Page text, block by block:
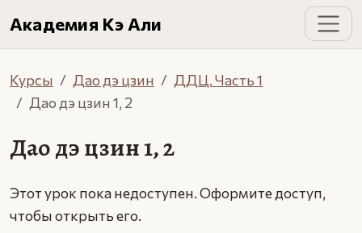
Академия Кэ Али
Курсы Дао дэ цзин
ДДЦ. Часть 1
Дао дэ цзин 1, 2
Дао дэ цзин 1, 2
Этот урок пока недоступен. Оформите доступ,
чтобы открыть его.